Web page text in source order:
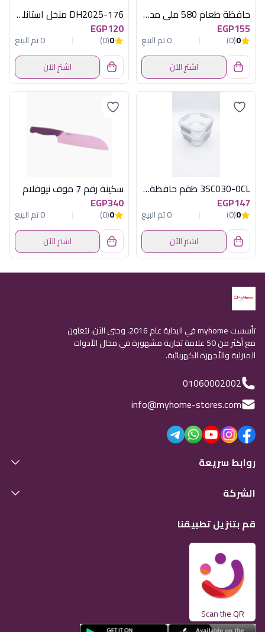
حافظة طعام 580 ملى مدورة موف
EGP155
0
(0)
0 تم البيع
اشترِ الآن
DH2025-176 منخل استانلس صغير ديفا
EGP120
0
(0)
0 تم البيع
اشترِ الآن
3SC030-0CL طقم حافظة طعام2ق مربع زجاج اكسفورد
EGP147
0
(0)
0 تم البيع
اشترِ الآن
سكينة رقم 7 موف نيوفلام
EGP340
0
(0)
0 تم البيع
اشترِ الآن
تأسست myhome في البداية عام 2016، وحتى الآن، نتعاون
مع أكثر من 50 علامة تجارية مشهورة في مجال الأدوات
المنزلية والأجهزة الكهربائية.
01060002002
info@myhome-stores.com
روابط سريعة
الشركة
قم بتنزيل تطبيقنا
Scan the QR